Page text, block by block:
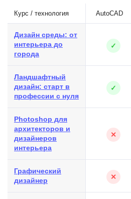
Курс / технология AutoCAD
Дизайн среды: от
интерьера до
города
✓
Ландшафтный
дизайн: старт в
профессии с нуля
✓
Photoshop для
архитекторов и
дизайнеров
интерьера
✕
Графический
дизайнер
✕